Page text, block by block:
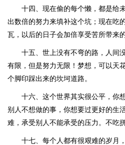
十四、现在偷的每个懒，都是给
出数倍的努力来填补这个坑；现在吃
瓦，以后的日子会加倍享受苦所带来
十五、世上没有不弯的路，人间
有限，但是努力无限！梦想，可以天
个脚印踩出来的坎坷道路。
十六、这个世界其实很公平，你
别人不想做的事，你想要过更好的生
难，承受别人不能承受的压力。不吃
十七、每个人都有很艰难的岁月